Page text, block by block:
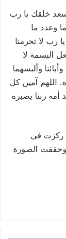
خلقك يا رب
وعدد ما
رب لا تحرمنا
البسمة لا
وألبسهما
اللهم آمين كل
ربنا يصبره
ركزت في
وحققت الصورة